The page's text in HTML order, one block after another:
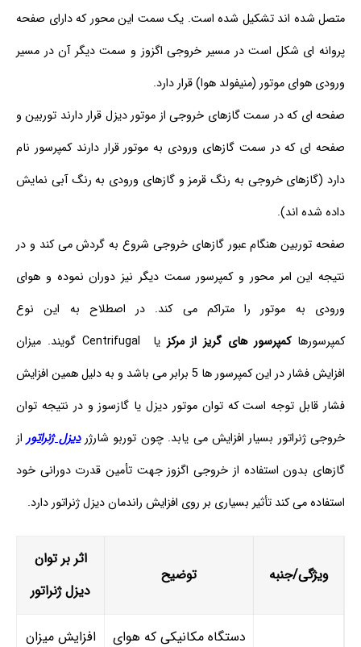
متصل شده اند تشکیل شده است. یک سمت این محور که دارای صفحه
پروانه ای شکل است در مسیر خروجی اگزوز و سمت دیگر آن در مسیر
ورودی هوای موتور (منیفولد هوا) قرار دارد.
صفحه ای که در سمت گازهای خروجی از موتور دیزل قرار دارند توربین و
صفحه ای که در سمت گازهای ورودی به موتور قرار دارند کمپرسور نام
دارد (گازهای خروجی به رنگ قرمز و گازهای ورودی به رنگ آبی نمایش
داده شده اند).
صفحه توربین هنگام عبور گازهای خروجی شروع به گردش می کند و در
نتیجه این امر محور و کمپرسور سمت دیگر نیز دوران نموده و هوای
ورودی به موتور را متراکم می کند. در اصطلاح به این نوع
کمپرسورهاکمپرسور های گریز از مرکز
یا Centrifugal گویند. میزان
افزایش فشار در این کمپرسور ها 5 برابر می باشد و به دلیل همین افزایش
فشار قابل توجه است که توان موتور دیزل یا گازسوز و در نتیجه توان
خروجی ژنراتور بسیار افزایش می یابد. چون توربو شارژردیزل ژنراتوراز
گازهای بدون استفاده از خروجی اگزوز جهت تأمین قدرت دورانی خود
استفاده می کند تأثیر بسیاری بر روی افزایش راندمان دیزل ژنراتور دارد.
ویژگی/جنبه توضیح
اثر بر توان
دیزل ژنراتور
دستگاه مکانیکی که هوای افزایش میزان